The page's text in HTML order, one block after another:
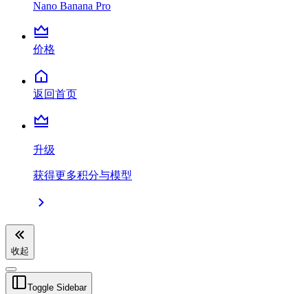
Nano Banana Pro
价格
返回首页
升级
获得更多积分与模型
收起
Toggle Sidebar